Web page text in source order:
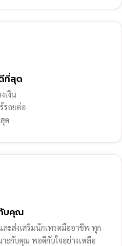
ที่สุด
เงิน
รอยต่อ
ด
บคุณ
ะส่งเสริมนักเทรดมืออาชีพ ทุก
ะกับคุณ พอดีกับใจอย่างเหลือ